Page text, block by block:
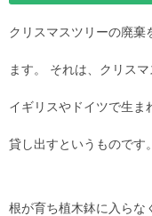
クリスマスツリーの廃棄
ます。 それは、クリス
イギリスやドイツで生ま
貸し出すというものです。
根が育ち植木鉢に入らな